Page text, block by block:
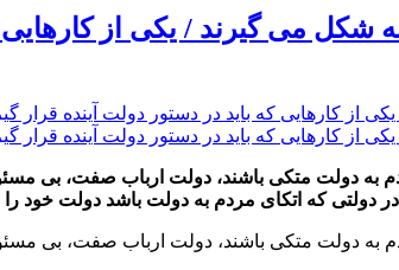
می گیرند / یکی از کارهایی
به دولت متکی باشند، دولت ارباب صفت، بی
دولتی که اتکای مردم به دولت باشد دولت خود
به دولت متکی باشند، دولت ارباب صفت، بی